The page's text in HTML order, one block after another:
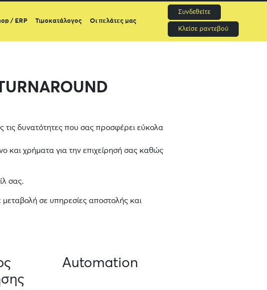
/ ERP Τιμοκατάλογος Οι πελάτες μας
Συνδεθείτε
Κλείσε ραντεβού
τις δυνατότητες που σας προσφέρει εύκολα
και χρήματα για την επιχείρησή σας καθώς
σας.
σε υπηρεσίες αποστολής και
Automation